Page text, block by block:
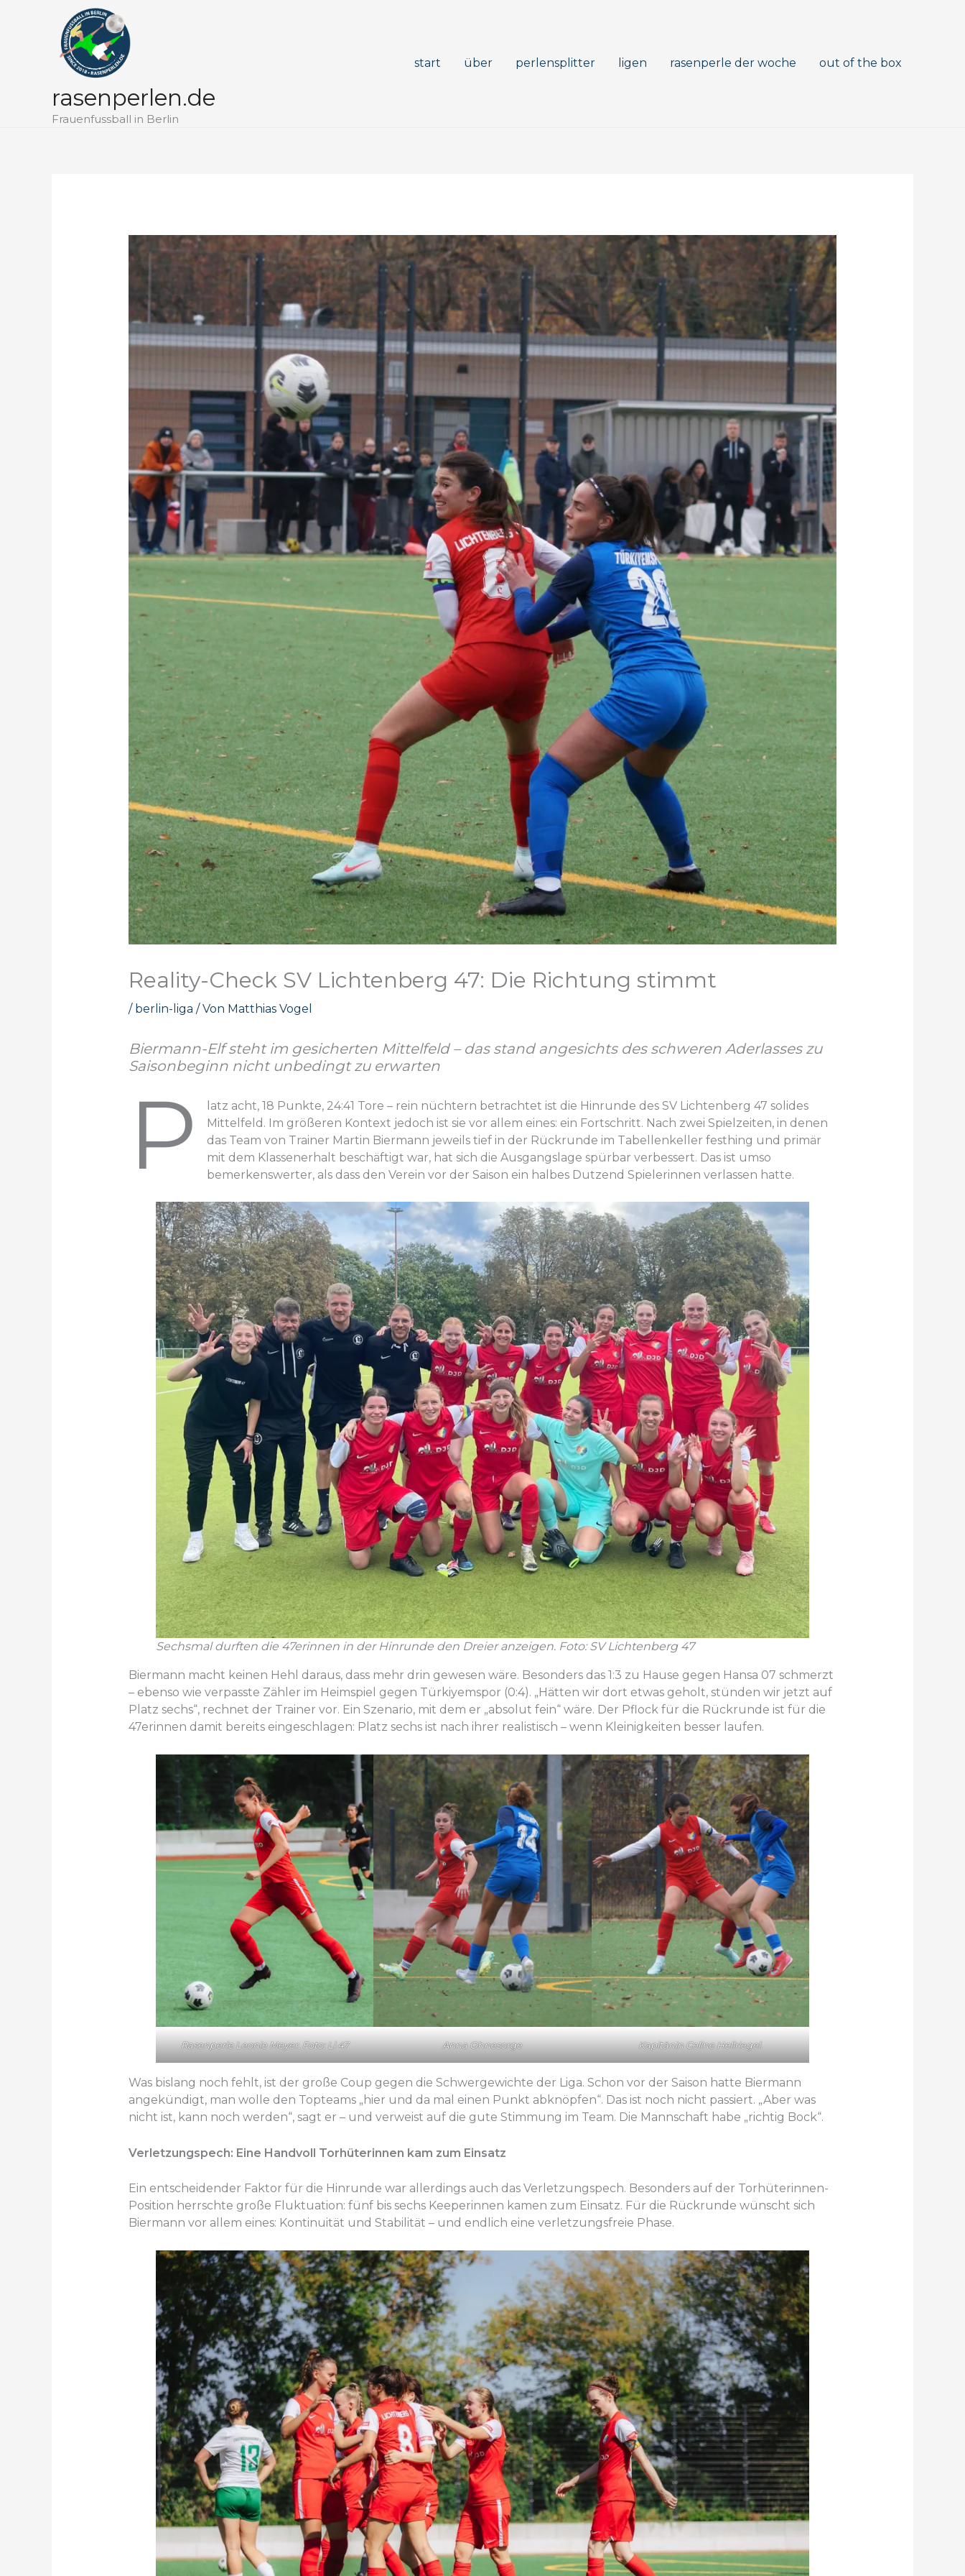
rasenperlen.de
Frauenfussball in Berlin
start über perlensplitter ligen rasenperle der woche out of the box
Reality-Check SV Lichtenberg 47: Die Richtung stimmt
/ berlin-liga / Von Matthias Vogel
Biermann-Elf steht im gesicherten Mittelfeld – das stand angesichts des schweren Aderlasses zu
Saisonbeginn nicht unbedingt zu erwarten
P
latz acht, 18 Punkte, 24:41 Tore – rein nüchtern betrachtet ist die Hinrunde des SV Lichtenberg 47 solides
Mittelfeld. Im größeren Kontext jedoch ist sie vor allem eines: ein Fortschritt. Nach zwei Spielzeiten, in denen
das Team von Trainer Martin Biermann jeweils tief in der Rückrunde im Tabellenkeller festhing und primär
mit dem Klassenerhalt beschäftigt war, hat sich die Ausgangslage spürbar verbessert. Das ist umso
bemerkenswerter, als dass den Verein vor der Saison ein halbes Dutzend Spielerinnen verlassen hatte.
Sechsmal durften die 47erinnen in der Hinrunde den Dreier anzeigen. Foto: SV Lichtenberg 47
Biermann macht keinen Hehl daraus, dass mehr drin gewesen wäre. Besonders das 1:3 zu Hause gegen Hansa 07 schmerzt
– ebenso wie verpasste Zähler im Heimspiel gegen Türkiyemspor (0:4). „Hätten wir dort etwas geholt, stünden wir jetzt auf
Platz sechs“, rechnet der Trainer vor. Ein Szenario, mit dem er „absolut fein“ wäre. Der Pflock für die Rückrunde ist für die
47erinnen damit bereits eingeschlagen: Platz sechs ist nach ihrer realistisch – wenn Kleinigkeiten besser laufen.
Rasenperle Leonie Meyer. Foto: Li 47 Anna Ohnesorge Kapitänin Celine Hellriegel.
Was bislang noch fehlt, ist der große Coup gegen die Schwergewichte der Liga. Schon vor der Saison hatte Biermann
angekündigt, man wolle den Topteams „hier und da mal einen Punkt abknöpfen“. Das ist noch nicht passiert. „Aber was
nicht ist, kann noch werden“, sagt er – und verweist auf die gute Stimmung im Team. Die Mannschaft habe „richtig Bock“.
Verletzungspech: Eine Handvoll Torhüterinnen kam zum Einsatz
Ein entscheidender Faktor für die Hinrunde war allerdings auch das Verletzungspech. Besonders auf der Torhüterinnen-
Position herrschte große Fluktuation: fünf bis sechs Keeperinnen kamen zum Einsatz. Für die Rückrunde wünscht sich
Biermann vor allem eines: Kontinuität und Stabilität – und endlich eine verletzungsfreie Phase.